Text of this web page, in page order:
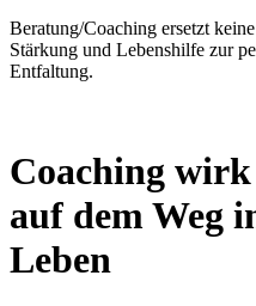
Beratung/Coaching ersetzt
Stärkung und Lebenshilfe zur
Entfaltung.
Coaching
auf dem Weg
Leben